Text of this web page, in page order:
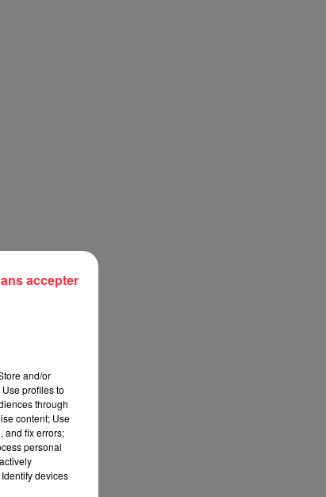
and/or
profiles to
through
content; Use
and fix errors;
personal
devices
accepter